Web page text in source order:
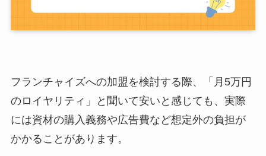
フランチャイズへの加盟を検討する際、「月5万円
のロイヤリティ」と聞いて安いと感じても、実際
には資材の購入義務や広告費など想定外の負担が
かかることがあります。